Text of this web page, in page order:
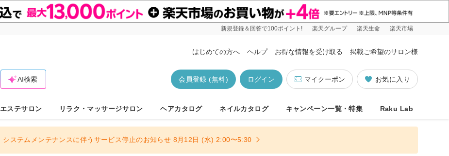
新規登録＆回答で100ポイント! 楽天グループ 楽天生命 楽天市場
はじめての方へ ヘルプ お得な情報を受け取る 掲載ご希望のサロン様
お気に入り
マイクーポン
ログイン
会員登録 (無料)
AI検索
エステサロン リラク・マッサージサロン ヘアカタログ ネイルカタログ キャンペーン一覧・特集 Raku Lab
システムメンテナンスに伴うサービス停止のお知らせ 8月12日 (水) 2:00〜5:30